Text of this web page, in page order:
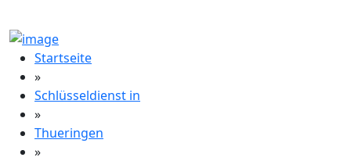
Startseite
»
Schlüsseldienst in
»
Thueringen
»